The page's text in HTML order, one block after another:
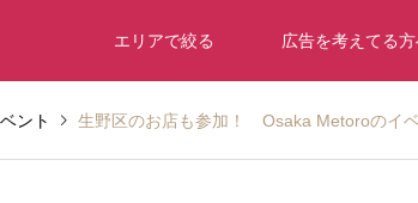
エリアで絞る 広告を考えてる
ント 生野区のお店も参加！ Osaka Metoroのイ